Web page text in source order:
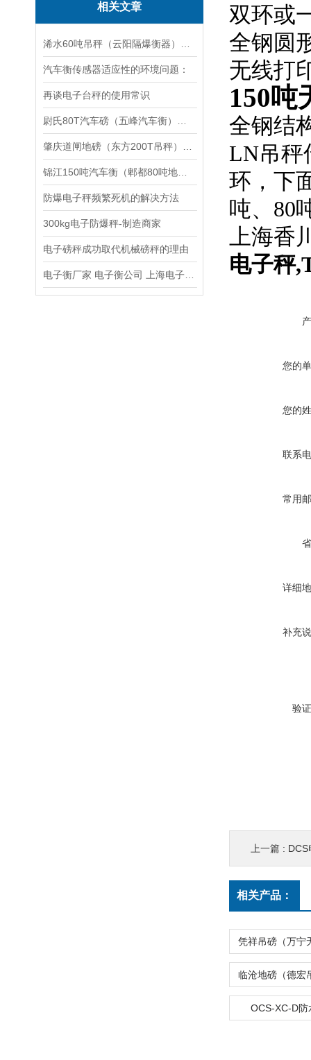
相关文章
汽车衡传感器适应性的环境问题：
再谈电子台秤的使用常识
防爆电子秤频繁死机的解决方法
300kg电子防爆秤-制造商家
电子磅秤成功取代机械磅秤的理由
双环或
全钢圆
无线打
150吨
全钢结
LN吊秤
环，下
吨、80
上海香
电子秤
您的
您的
联系
常用
详细
补充
验
上一篇 : DCS
相关产品：
OCS-XC-D防